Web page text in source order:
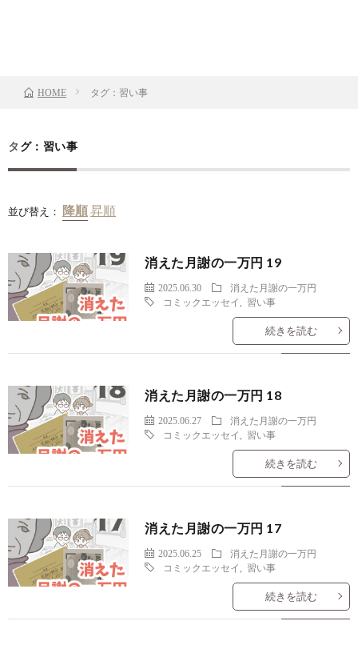
HOME タグ：習い事
タグ：習い事
並び替え：
消えた月謝の一万円 19
2025.06.30
消えた月謝の一万円
コミックエッセイ
習い事
続きを読む
消えた月謝の一万円 18
2025.06.27
消えた月謝の一万円
コミックエッセイ
習い事
続きを読む
消えた月謝の一万円 17
2025.06.25
消えた月謝の一万円
コミックエッセイ
習い事
続きを読む